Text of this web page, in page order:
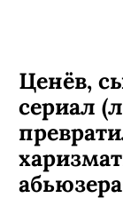
Ценёв,
сериал